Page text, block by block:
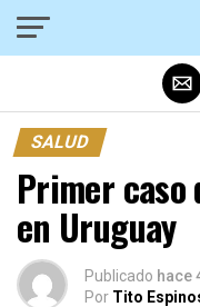
SALUD
Primer caso
en Uruguay
Publicado hace
Por Tito
Salir